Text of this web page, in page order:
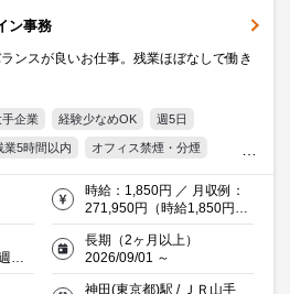
ン事務
ンスが良いお仕事。残業ほぼなしで働き
手企業 経験少なめOK 週5日
業5時間以内 オフィス禁煙・分煙
躍中 30代活躍中
(50代)活躍中
流通・サービス
時給：1,850円 ／ 月収例：
271,950円（時給1,850円×
実働7時間×月21日）
５
長期（2ヶ月以上）
2026/09/01 ～
神田(東京都)駅 / ＪＲ山手